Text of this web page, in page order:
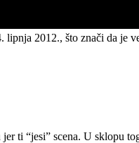
2012., što znači da je
ti “jesi” scena. U sklopu